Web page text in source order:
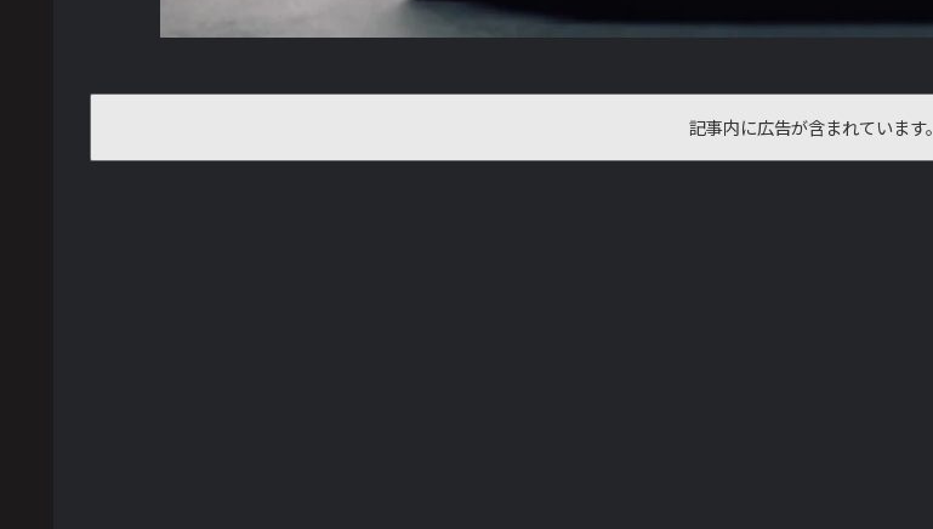
記事内に広告が含まれています。